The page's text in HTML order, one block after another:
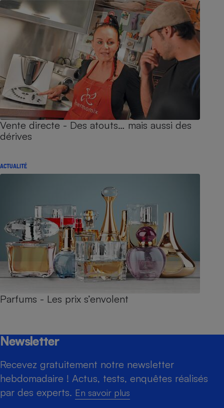
Vente directe - Des atouts… mais aussi des
dérives
ACTUALITÉ
Parfums - Les prix s’envolent
Newsletter
Recevez gratuitement notre newsletter
hebdomadaire ! Actus, tests, enquêtes réalisés
par des experts. En savoir plus